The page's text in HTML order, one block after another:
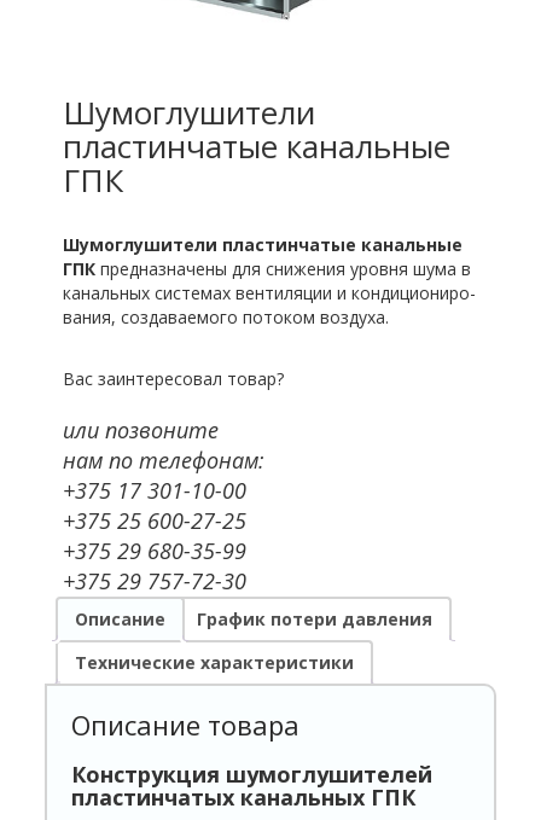
Шумоглушители
пластинчатые канальные
ГПК
Шумоглушители пластинчатые канальные
ГПК предназначены для снижения уровня шума в
канальных системах вентиляции и кондициониро­
вания, создаваемого потоком воздуха.
Вас заинтересовал товар?
или позвоните
нам по телефонам:
+375 17 301-10-00
+375 25 600-27-25
+375 29 680-35-99
+375 29 757-72-30
Описание
График потери давления
Технические характеристики
Описание товара
Конструкция шумоглушителей
пластинчатых канальных ГПК